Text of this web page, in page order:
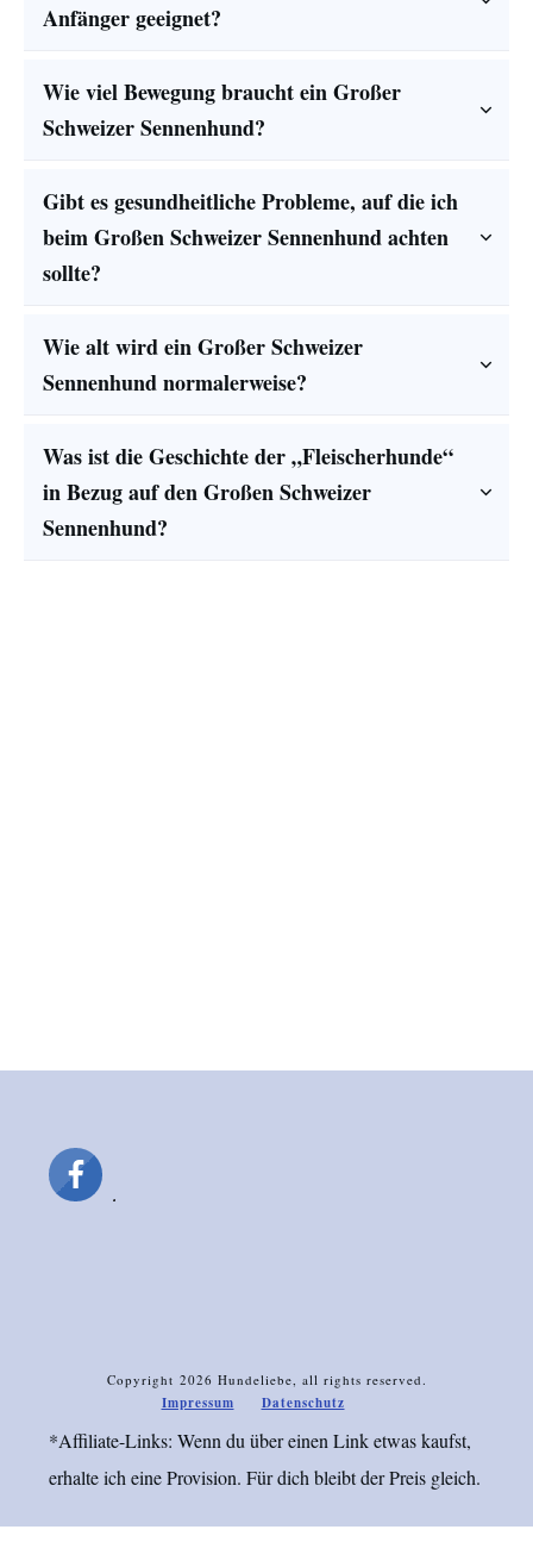
Anfänger geeignet?
Wie viel Bewegung braucht ein Großer
Schweizer Sennenhund?
Gibt es gesundheitliche Probleme, auf die ich
beim Großen Schweizer Sennenhund achten
sollte?
Wie alt wird ein Großer Schweizer
Sennenhund normalerweise?
Was ist die Geschichte der „Fleischerhunde“
in Bezug auf den Großen Schweizer
Sennenhund?
Impressum Datenschutz
Copyright 2026 Hundeliebe, all rights reserved.
*Affiliate-Links: Wenn du über einen Link etwas kaufst,
erhalte ich eine Provision. Für dich bleibt der Preis gleich.